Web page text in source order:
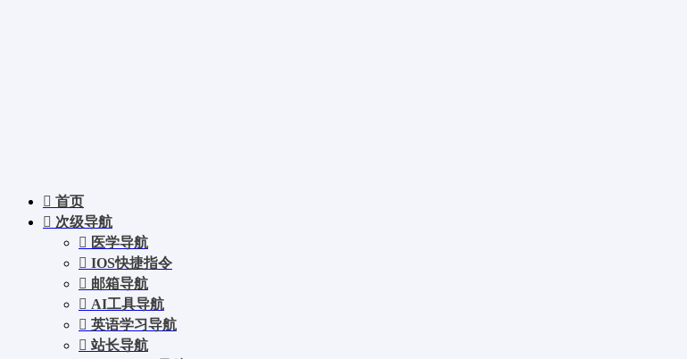
首页
次级导航
医学导航
IOS快捷指令
邮箱导航
AI工具导航
英语学习导航
站长导航